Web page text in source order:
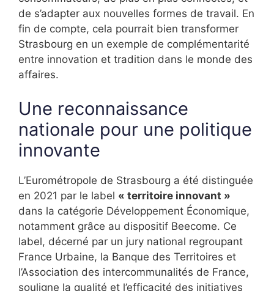
de s’adapter aux nouvelles formes de travail. En
fin de compte, cela pourrait bien transformer
Strasbourg en un exemple de complémentarité
entre innovation et tradition dans le monde des
affaires.
Une reconnaissance
nationale pour une politique
innovante
L’Eurométropole de Strasbourg a été distinguée
en 2021 par le label « territoire innovant »
dans la catégorie Développement Économique,
notamment grâce au dispositif Beecome. Ce
label, décerné par un jury national regroupant
France Urbaine, la Banque des Territoires et
l’Association des intercommunalités de France,
souligne la qualité et l’efficacité des initiatives